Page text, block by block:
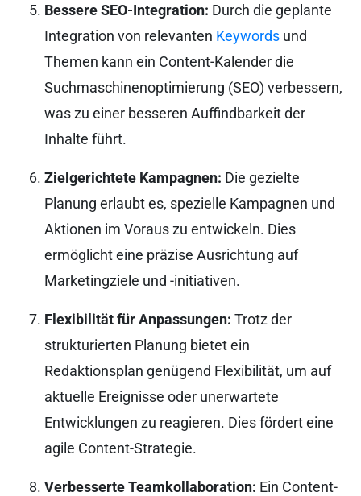
Bessere SEO-Integration: Durch die geplante
Integration von relevanten Keywords und
Themen kann ein Content-Kalender die
Suchmaschinenoptimierung (SEO) verbessern,
was zu einer besseren Auffindbarkeit der
Inhalte führt.
Zielgerichtete Kampagnen: Die gezielte
Planung erlaubt es, spezielle Kampagnen und
Aktionen im Voraus zu entwickeln. Dies
ermöglicht eine präzise Ausrichtung auf
Marketingziele und -initiativen.
Flexibilität für Anpassungen: Trotz der
strukturierten Planung bietet ein
Redaktionsplan genügend Flexibilität, um auf
aktuelle Ereignisse oder unerwartete
Entwicklungen zu reagieren. Dies fördert eine
agile Content-Strategie.
Verbesserte Teamkollaboration: Ein Content-